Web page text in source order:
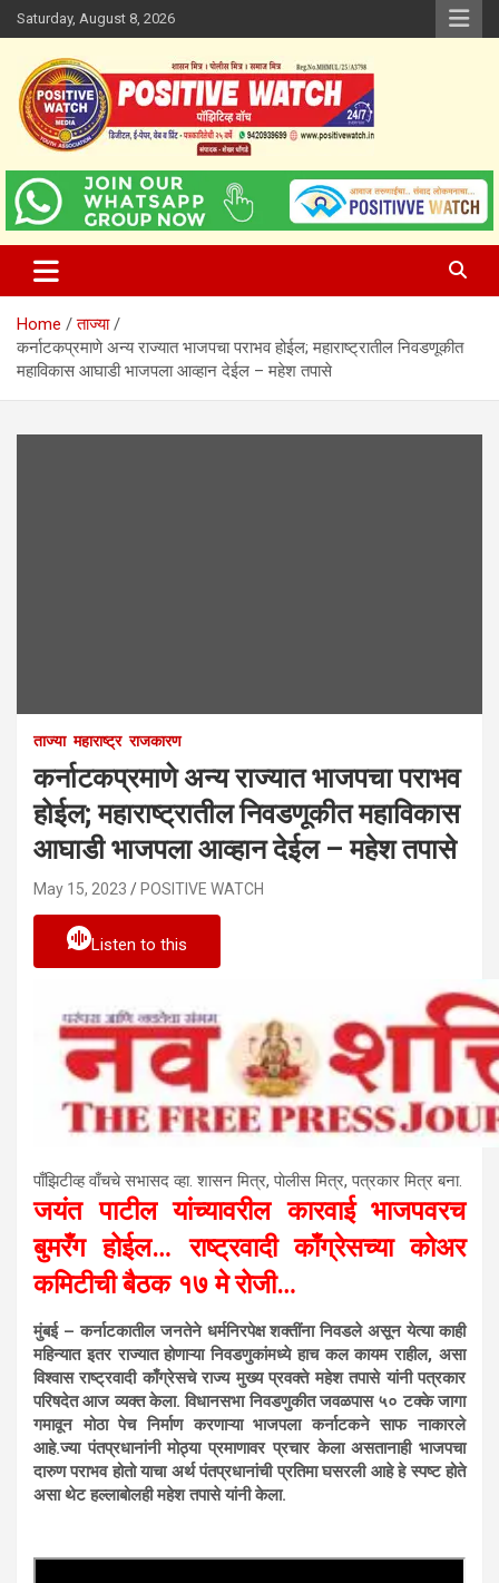
Skip
to
content
Saturday, August 8, 2026
Positive Watch
www.positivewatch.in
Home
ताज्या
कर्नाटकप्रमाणे अन्य राज्यात भाजपचा पराभव होईल; महाराष्ट्रातील निवडणूकीत
महाविकास आघाडी भाजपला आव्हान देईल – महेश तपासे
ताज्या महाराष्ट्र राजकारण
कर्नाटकप्रमाणे अन्य राज्यात भाजपचा पराभव
होईल; महाराष्ट्रातील निवडणूकीत महाविकास
आघाडी भाजपला आव्हान देईल – महेश तपासे
May 15, 2023 POSITIVE WATCH
Listen to this
पाँझिटीव्ह वाँचचे सभासद व्हा. शासन मित्र, पाेलीस मित्र, पत्रकार मित्र बना.
जयंत पाटील यांच्यावरील कारवाई भाजपवरच
बुमरँग होईल… राष्ट्रवादी काँग्रेसच्या कोअर
कमिटीची बैठक १७ मे रोजी…
मुंबई – कर्नाटकातील जनतेने धर्मनिरपेक्ष शक्तींना निवडले असून येत्या काही
महिन्यात इतर राज्यात होणाऱ्या निवडणुकांमध्ये हाच कल कायम राहील, असा
विश्वास राष्ट्रवादी काँग्रेसचे राज्य मुख्य प्रवक्ते महेश तपासे यांनी पत्रकार
परिषदेत आज व्यक्त केला. विधानसभा निवडणुकीत जवळपास ५० टक्के जागा
गमावून मोठा पेच निर्माण करणाऱ्या भाजपला कर्नाटकने साफ नाकारले
आहे.ज्या पंतप्रधानांनी मोठ्या प्रमाणावर प्रचार केला असतानाही भाजपचा
दारुण पराभव होतो याचा अर्थ पंतप्रधानांची प्रतिमा घसरली आहे हे स्पष्ट होते
असा थेट हल्लाबोलही महेश तपासे यांनी केला.